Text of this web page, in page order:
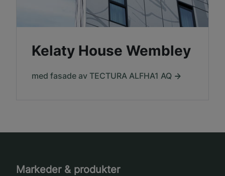
Kelaty House Wembley
med fasade av TECTURA ALFHA1 AQ
Markeder & produkter